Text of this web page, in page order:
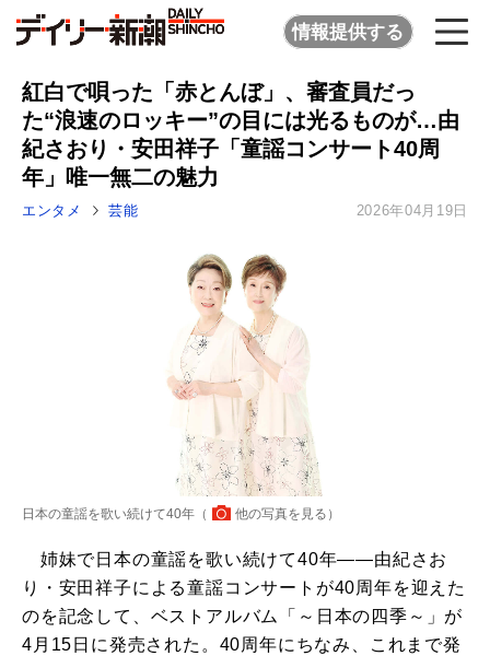
情報提供する
紅白で唄った「赤とんぼ」、審査員だっ
た“浪速のロッキー”の目には光るものが…由
紀さおり・安田祥子「童謡コンサート40周
年」唯一無二の魅力
エンタメ 芸能 2026年04月19日
日本の童謡を歌い続けて40年（ 他の写真を見る ）
姉妹で日本の童謡を歌い続けて40年――由紀さお
り・安田祥子による童謡コンサートが40周年を迎えた
のを記念して、ベストアルバム「～日本の四季～」が
4月15日に発売された。40周年にちなみ、これまで発